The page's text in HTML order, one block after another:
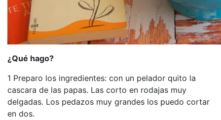
¿Qué hago?
1 Preparo los ingredientes: con un pelador quito la
cascara de las papas. Las corto en rodajas muy
delgadas. Los pedazos muy grandes los puedo cortar
en dos.